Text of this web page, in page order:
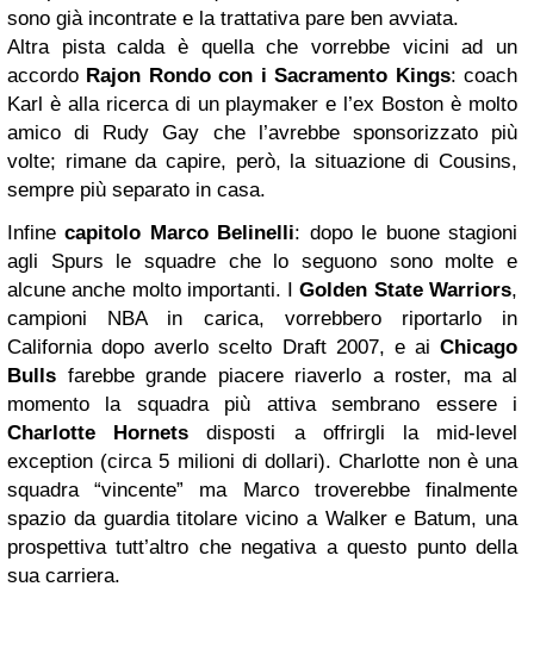
sono già incontrate e la trattativa pare ben avviata.
Altra pista calda è quella che vorrebbe vicini ad un
accordo Rajon Rondo con i Sacramento Kings: coach
Karl è alla ricerca di un playmaker e l’ex Boston è molto
amico di Rudy Gay che l’avrebbe sponsorizzato più
volte; rimane da capire, però, la situazione di Cousins,
sempre più separato in casa.
Infinecapitolo Marco Belinelli: dopo le buone stagioni
agli Spurs le squadre che lo seguono sono molte e
alcune anche molto importanti. IGolden State Warriors,
campioni NBA in carica, vorrebbero riportarlo in
California dopo averlo scelto Draft 2007, e ai Chicago
Bulls farebbe grande piacere riaverlo a roster, ma al
momento la squadra più attiva sembrano essere i
Charlotte Hornets disposti a offrirgli la mid-level
exception (circa 5 milioni di dollari). Charlotte non è una
squadra “vincente” ma Marco troverebbe finalmente
spazio da guardia titolare vicino a Walker e Batum, una
prospettiva tutt’altro che negativa a questo punto della
sua carriera.